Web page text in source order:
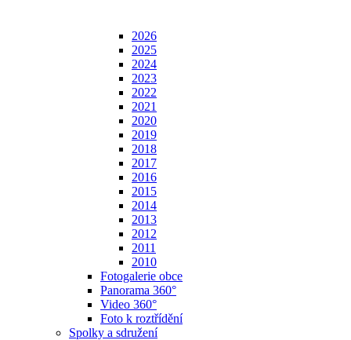
2026
2025
2024
2023
2022
2021
2020
2019
2018
2017
2016
2015
2014
2013
2012
2011
2010
Fotogalerie obce
Panorama 360°
Video 360°
Foto k roztřídění
Spolky a sdružení